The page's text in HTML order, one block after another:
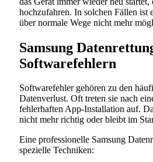
hochzufahren. In solchen Fällen ist
über normale Wege nicht mehr
Samsung
Softwarefehlern
Softwarefehler gehören zu den
Datenverlust. Oft treten sie nach
fehlerhaften App-Installation auf.
nicht mehr richtig oder bleibt im
Eine professionelle Samsung
spezielle Techniken: